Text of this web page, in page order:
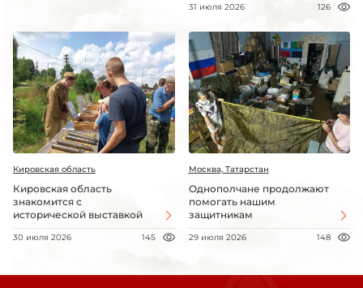
31 июля 2026 126
Кировская область
Кировская область
знакомится с
исторической выставкой
30 июля 2026 145
Москва, Татарстан
Однополчане продолжают
помогать нашим
защитникам
29 июля 2026 148